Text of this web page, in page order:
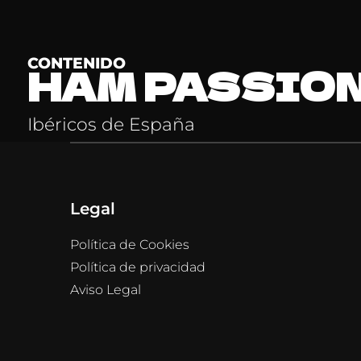
CONTENIDO
HAM
Ibéricos de España
Legal
Política de Cookies
Política de privacidad
Aviso Legal